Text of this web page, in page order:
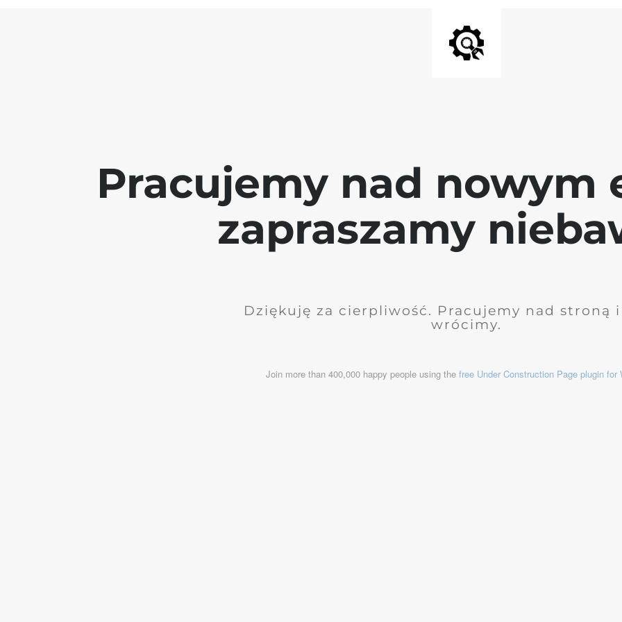
Pracujemy nad nowym
zapraszamy
Dziękuję za cierpliwość. Pracujemy nad stroną
wrócimy.
Join more than 400,000 happy people using the free Under Construction Page plugin for